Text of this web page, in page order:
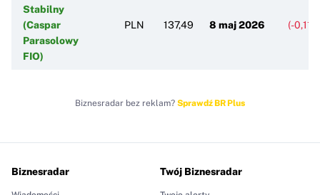
Stabilny
(Caspar
Parasolowy
FIO)
PLN 137,49 8 maj 2026 (-
Biznesradar bez reklam? Sprawdź BR Plus
Biznesradar Twój Biznesradar